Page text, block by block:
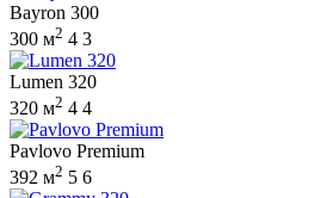
Bayron 300
300 м2 4 3
Lumen 320
320 м2 4 4
Pavlovo Premium
392 м2 5 6